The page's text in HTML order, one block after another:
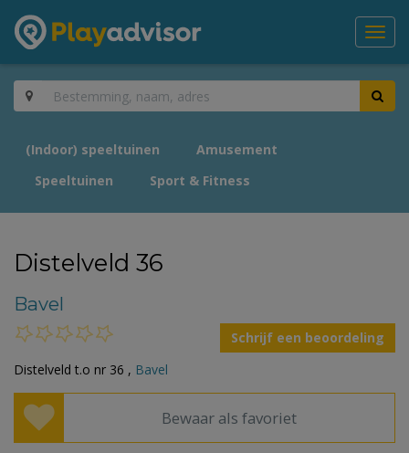
(Indoor) speeltuinen
Amusement
Speeltuinen
Sport & Fitness
Distelveld 36
Bavel
Schrijf een beoordeling
Distelveld t.o nr 36 , Bavel
Bewaar als favoriet